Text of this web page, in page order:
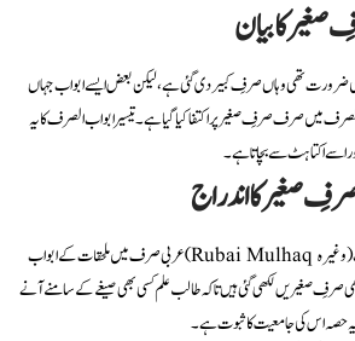
صغیر کا بیان
ضرورت تھی وہاں صرفِ کبیر دی گئی ہے، لیکن بعض ایسے ابواب جہاں
میں صرف صرفِ صغیر پر اکتفا کیا گیا ہے۔ تیسیر ابواب الصرف کا یہ
اسے اکتاہٹ سے بچاتا ہے۔
صغیر کا اندراج
عربی صرف میں ملحقات کے ابواب (Rubai Mulhaq وغیرہ) کافی پیچیدہ سمجھے جاتے ہیں۔ تیسیر ابواب
صرفِ صغیریں لکھی گئی ہیں تاکہ طالب علم کسی بھی صیغے کے سامنے آنے
یہ حصہ اس کی جامعیت کا ثبوت ہے۔